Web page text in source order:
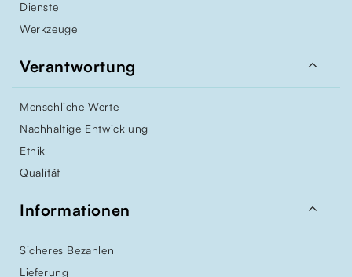
Dienste
Werkzeuge
Verantwortung 
Menschliche Werte
Nachhaltige Entwicklung
Ethik
Qualität
Informationen 
Sicheres Bezahlen
Lieferung